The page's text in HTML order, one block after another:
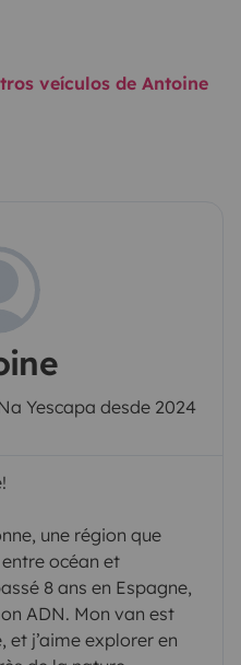
veículos de Antoine
Yescapa desde 2024
une région que
océan et
8 ans en Espagne,
ADN. Mon van est
j’aime explorer en